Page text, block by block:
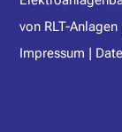
von RLT-Anlagen
Impressum |